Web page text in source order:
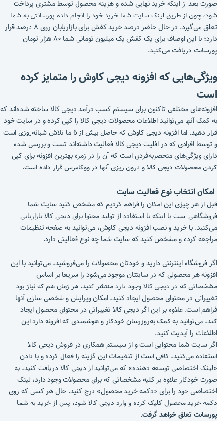
صورت بعد از اینکه خرید نهایی شده و هزینه محصول توسط مشتری پرداخت
شود، چون از طریق لینک سایت شما خرید خود را انجام داده پورسانتی به شما
تعلق می‌گیرد. در حال حاضر درصد خرید کفش برای بازاریابان روی ۸ درصد قرار
دارد؛ با این اوصاف برای یک کفش یک میلیون تومانی شما ۸۰ هزار تومان
پورسانت دریافت می‌کنید.
ویژگی‌هایی که افزونه دیجی کاوش را متمایز کرده
است
افزونه‌های مختلفی تاکنون برای سیستم کسب درآمد دیجی کالا ساخته شده‌اند که
به کمک آنها می‌توانید اطلاعات محصولات دیجی کالا را کپی کرده و در سایت خود
قرار دهید. اما افزونه دیجی کاوش که حاصل بیش از 6 ما تلاش شبانه‌روزی است
و توسط افرادی که در افلیت دیجی کالا فعالیت داشته‌اند تست و بررسی شده
دارای ویژگی‌های منحصربه‌فردی است که آن را در زمره بهترین افزونه برای کپی
کردن محصولات دیجی کالا و درون ریزی آنها در ووکامرس قرار داده است.
امکان انتخاب نوع فعالیت سایت
قبل از هر چیزی این امکان را فراهم کردیم که مشخص کنید سایت شما
فروشگاهی است یا اینکه با استفاده از تولید محتوا برای دیجی کالا بازاریابی
می‌کنید. با خرید و نصب افزونه دیجی کاوش، می‌توانید به صفحه تنظیمات
مراجعه کرده و مشخص کنید که سایت شما چه نوع فعالیتی دارد.
اگر فروشگاه اینترنتی دارید و خودتان محصولات را می‌فروشید، می‌توانید با این
افزونه هر محصولی که در سایتتان موجود می‌شود را سریعا بر اساس
مشخصاتی که در دیجی کالا وجود دارد منتشر کنید. هر زمان هم که نیاز بود
تغییراتی در محتوای محصول ایجاد کنید، امکان ویرایش و شخصی سازی آنها
فراهم است. علاوه بر این اگر دیجی کالا تغییراتی در محتوای محصول ایجاد
کند، می‌توانید به کمک به‌روزرسان خودکار و هوشمندی که افزونه دارد این
اطلاعات را آپدیت کنید.
اگر سایت شما محتوایی است و از سیستم همکاری در فروش دیجی کالا
استفاده می‌کنید، کافی است از تنظیمات این گزینه را فعال کرده و با دادن
«لینک اختصاصی توسعه دهنده» که می‌توانید از دیجی کالا دریافت کنید، به
صورت خودکار علاوه بر کلیه مشخصاتی که برای محصولات وجود دارد، لینک
اختصاصی خود را برای «دکمه خرید محصول» درج کنید. حال هر کسی که روی
دکمه خرید محصول کلیک کرده و وارد دیجی کالا شود، پس از خرید به شما
پورسانت تعلق خواهد گرفت.